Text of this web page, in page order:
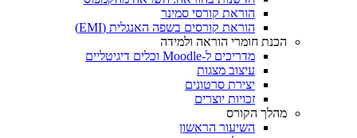
הוראת קורסי סמינר
הוראת קורסים בשפה האנגלית (EMI)
הכנת חומרי הוראה ולמידה
מדריכים ל-Moodle וכלים דיגיטליים
עיצוב מצגות
יצירת סרטונים
זכויות יוצרים
מהלך הקורס
השיעור הראשון